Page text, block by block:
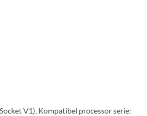
V1), Kompatibel processor serie: